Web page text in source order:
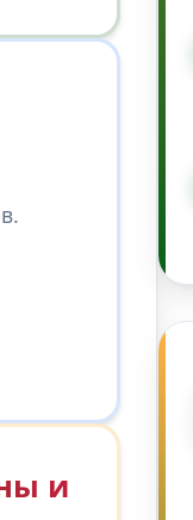
и